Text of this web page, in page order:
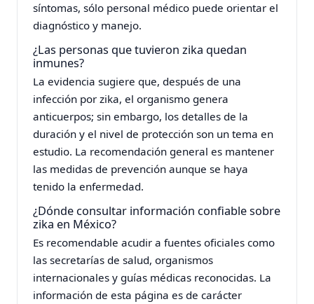
síntomas, sólo personal médico puede orientar el
diagnóstico y manejo.
¿Las personas que tuvieron zika quedan
inmunes?
La evidencia sugiere que, después de una
infección por zika, el organismo genera
anticuerpos; sin embargo, los detalles de la
duración y el nivel de protección son un tema en
estudio. La recomendación general es mantener
las medidas de prevención aunque se haya
tenido la enfermedad.
¿Dónde consultar información confiable sobre
zika en México?
Es recomendable acudir a fuentes oficiales como
las secretarías de salud, organismos
internacionales y guías médicas reconocidas. La
información de esta página es de carácter